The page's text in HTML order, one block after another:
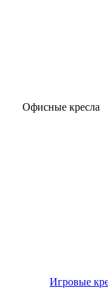
Офисные кресла
Игровые